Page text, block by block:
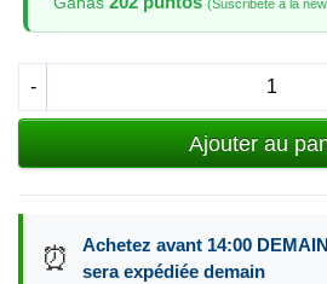
(Suscribete a la
-
Ajouter au
⏰
Achetez avant 14:00
sera expédiée demain